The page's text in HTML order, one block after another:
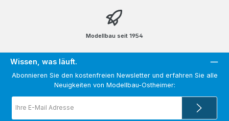
Modellbau seit 1954
Wissen, was läuft.
Abonnieren Sie den kostenfreien Newsletter und erfahren Sie alle
Neuigkeiten von Modellbau-Ostheimer:
Mail-
Adresse